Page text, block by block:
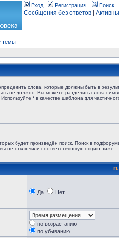
Вход Регистрация Поиск
Сообщения без ответов
темы
слова, которые должны быть в
не должно. Вы можете разделить слова
* в качестве шаблона для
будет произведён поиск. Поиск в
не отключили соответствующую опцию ниже.
Да Нет
по возрастанию
по убыванию